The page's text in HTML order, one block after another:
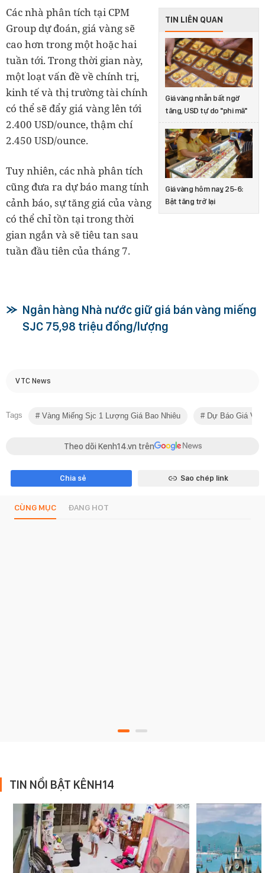
TIN LIÊN QUAN
Giá vàng nhẫn bất ngờ
tăng, USD tự do "phi mã"
Giá vàng hôm nay, 25-6:
Bật tăng trở lại
Các nhà phân tích tại CPM
Group dự đoán, giá vàng sẽ
cao hơn trong một hoặc hai
tuần tới. Trong thời gian này,
một loạt vấn đề về chính trị,
kinh tế và thị trường tài chính
có thể sẽ đẩy giá vàng lên tới
2.400 USD/ounce, thậm chí
2.450 USD/ounce.
Tuy nhiên, các nhà phân tích
cũng đưa ra dự báo mang tính
cảnh báo, sự tăng giá của vàng
có thể chỉ tồn tại trong thời
gian ngắn và sẽ tiêu tan sau
tuần đầu tiên của tháng 7.
Ngân hàng Nhà nước giữ giá bán vàng miếng
SJC 75,98 triệu đồng/lượng
VTC News
Tags Vàng Miếng Sjc 1 Lượng Giá Bao Nhiêu Dự Báo Giá
Theo dõi Kenh14.vn trên
Chia sẻ Sao chép link
CÙNG MỤC ĐANG HOT
TIN NỔI BẬT KÊNH14